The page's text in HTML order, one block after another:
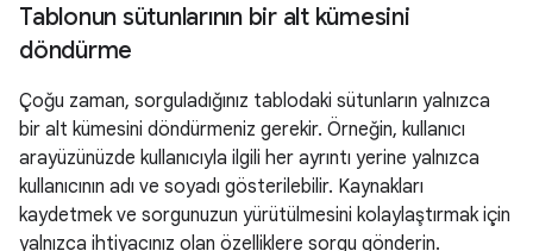
Tablonun sütunlarının bir alt kümesini
döndürme
Çoğu zaman, sorguladığınız tablodaki sütunların yalnızca
bir alt kümesini döndürmeniz gerekir. Örneğin, kullanıcı
arayüzünüzde kullanıcıyla ilgili her ayrıntı yerine yalnızca
kullanıcının adı ve soyadı gösterilebilir. Kaynakları
kaydetmek ve sorgunuzun yürütülmesini kolaylaştırmak için
yalnızca ihtiyacınız olan özelliklere sorgu gönderin.